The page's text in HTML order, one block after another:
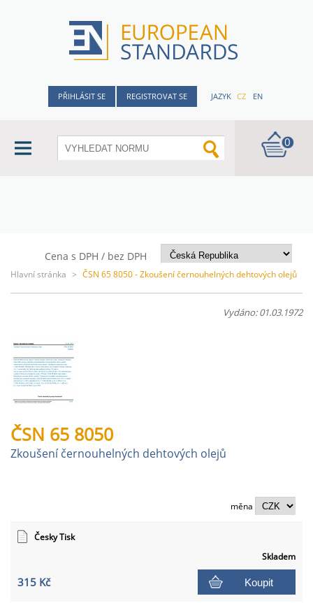
PŘIHLÁSIT SE REGISTROVAT SE JAZYK CZ EN
0
Cena s DPH / bez DPH
Hlavní stránka > ČSN 65 8050 - Zkoušení černouhelných dehtových olejů
Vydáno: 01.03.1972
ČSN 65 8050
Zkoušení černouhelných dehtových olejů
měna
Česky Tisk
Skladem
315 Kč Koupit